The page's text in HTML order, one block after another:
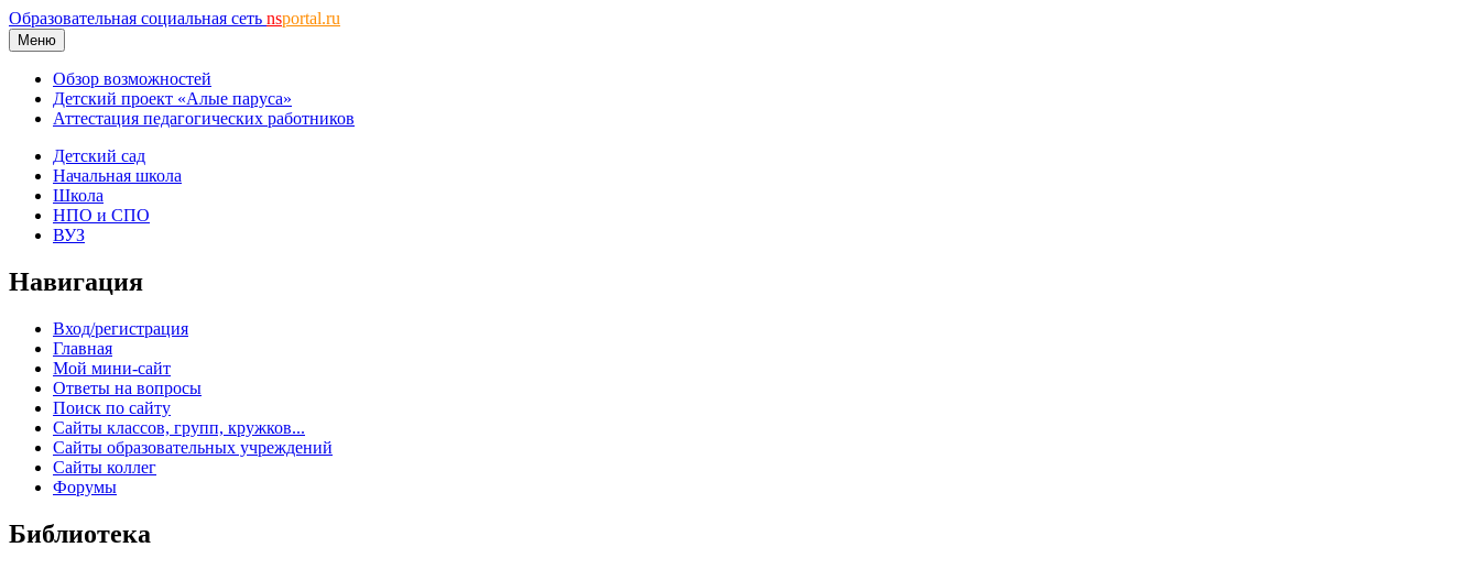
Образовательная социальная сеть nsportal.ru
Меню
Обзор возможностей
Детский проект «Алые паруса»
Аттестация педагогических работников
Детский сад
Начальная школа
Школа
НПО и СПО
ВУЗ
Навигация
Вход/регистрация
Главная
Мой мини-сайт
Ответы на вопросы
Поиск по сайту
Сайты классов, групп, кружков...
Сайты образовательных учреждений
Сайты коллег
Форумы
Библиотека